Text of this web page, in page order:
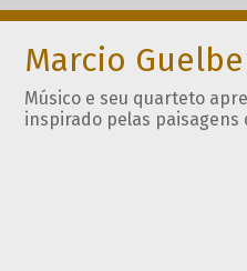
Marcio
Músico e seu quarteto
inspirado pelas paisagens